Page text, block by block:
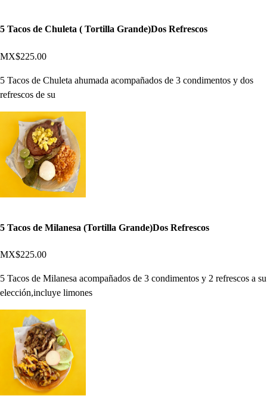
5 Tacos de Chuleta ( Tortilla Grande)Dos Refrescos
MX$225.00
5 Tacos de Chuleta ahumada acompañados de 3 condimentos y dos
refrescos de su
5 Tacos de Milanesa (Tortilla Grande)Dos Refrescos
MX$225.00
5 Tacos de Milanesa acompañados de 3 condimentos y 2 refrescos a su
elección,incluye limones